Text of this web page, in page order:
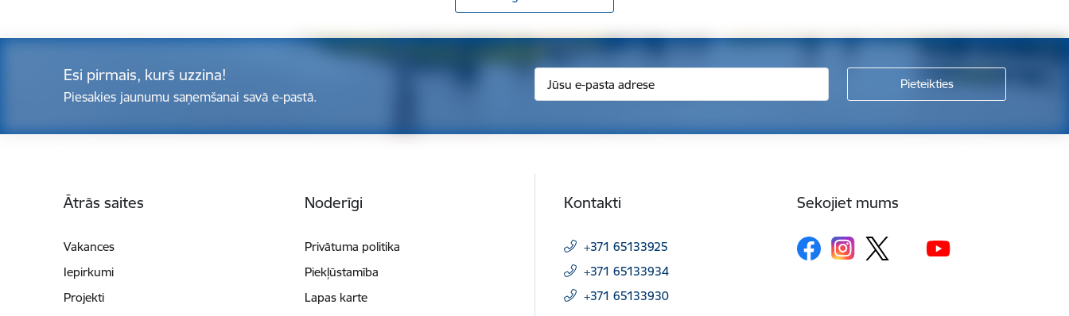
Esi pirmais, kurš uzzina!
Piesakies jaunumu saņemšanai savā e-pastā.
Ātrās saites
Vakances
Iepirkumi
Projekti
Noderīgi
Privātuma politika
Piekļūstamība
Lapas karte
Kontakti
+371 65133925
+371 65133934
+371 65133930
Sekojiet mums